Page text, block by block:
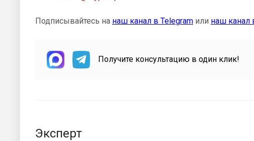
Подписывайтесь на наш канал в Telegram или наш канал
Получите консультацию в один клик!
Эксперт